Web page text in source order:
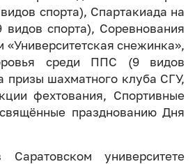
спорта), Спартакиада на
видов спорта), Соревнования
снежинка»,
среди ППС (9 видов
призы шахматного клуба СГУ,
фехтования, Спортивные
празднованию Дня
университете